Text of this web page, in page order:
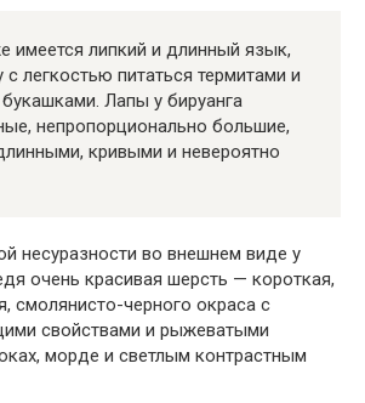
имеется липкий и длинный язык,
легкостью питаться термитами и
Лапы у бируанга
непропорционально большие,
кривыми и невероятно
несуразности во внешнем виде у
очень красивая шерсть — короткая,
смолянисто-черного окраса с
свойствами и рыжеватыми
морде и светлым контрастным